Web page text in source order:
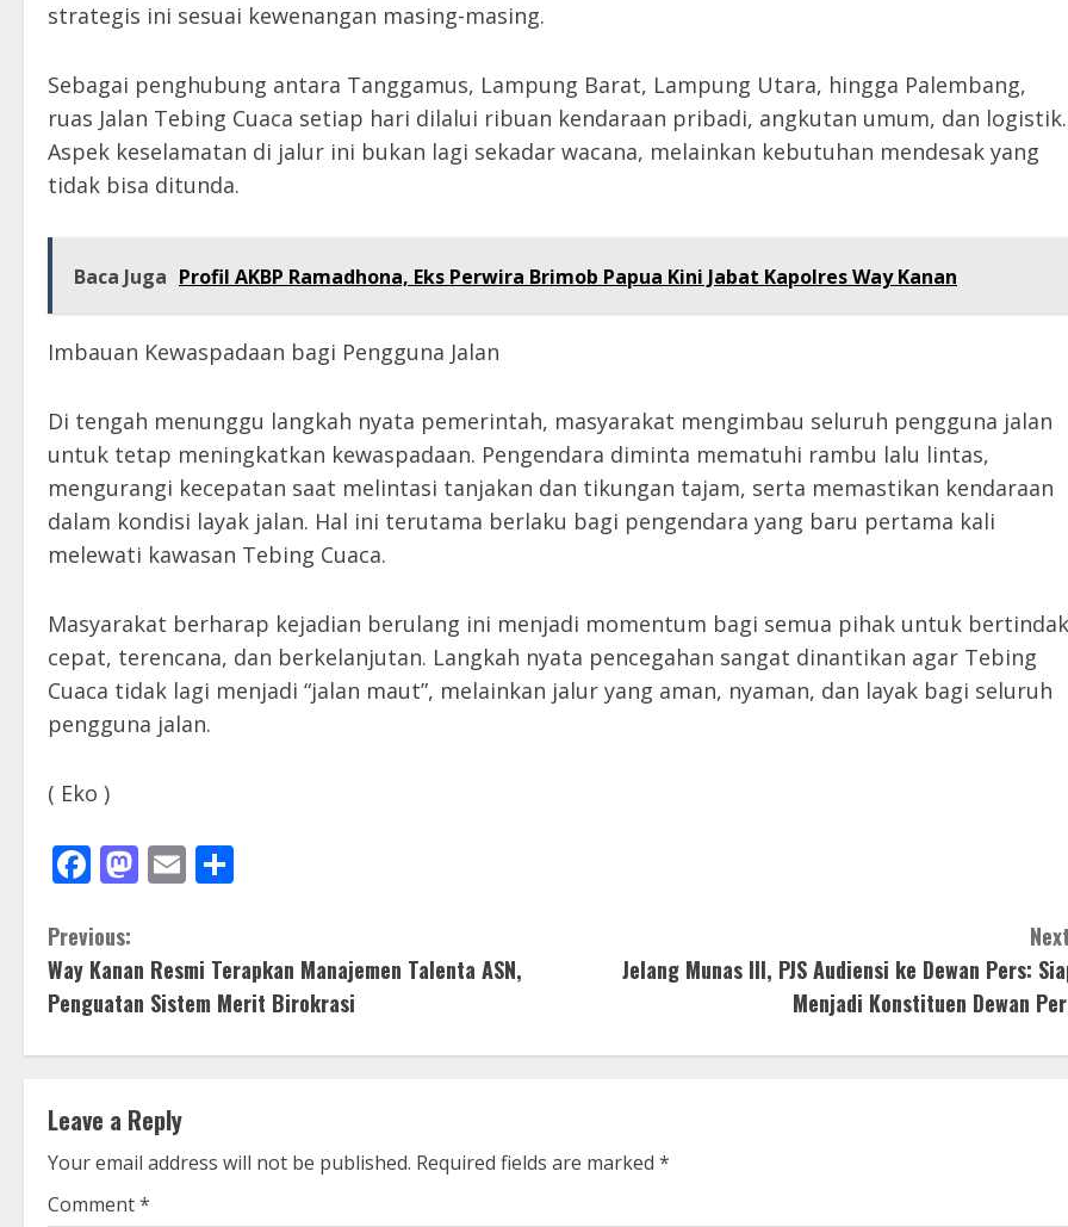
strategis ini sesuai kewenangan masing-masing.
Sebagai penghubung antara Tanggamus, Lampung Barat, Lampung Utara, hingga Palembang,
ruas Jalan Tebing Cuaca setiap hari dilalui ribuan kendaraan pribadi, angkutan umum, dan logistik.
Aspek keselamatan di jalur ini bukan lagi sekadar wacana, melainkan kebutuhan mendesak yang
tidak bisa ditunda.
Baca Juga Profil AKBP Ramadhona, Eks Perwira Brimob Papua Kini Jabat Kapolres Way Kanan
Imbauan Kewaspadaan bagi Pengguna Jalan
Di tengah menunggu langkah nyata pemerintah, masyarakat mengimbau seluruh pengguna jalan
untuk tetap meningkatkan kewaspadaan. Pengendara diminta mematuhi rambu lalu lintas,
mengurangi kecepatan saat melintasi tanjakan dan tikungan tajam, serta memastikan kendaraan
dalam kondisi layak jalan. Hal ini terutama berlaku bagi pengendara yang baru pertama kali
melewati kawasan Tebing Cuaca.
Masyarakat berharap kejadian berulang ini menjadi momentum bagi semua pihak untuk bertindak
cepat, terencana, dan berkelanjutan. Langkah nyata pencegahan sangat dinantikan agar Tebing
Cuaca tidak lagi menjadi “jalan maut”, melainkan jalur yang aman, nyaman, dan layak bagi seluruh
pengguna jalan.
( Eko )
Facebook
Mastodon
Email
C
o
n
i
n
Previous:
Way Kanan Resmi Terapkan Manajemen Talenta ASN,
Penguatan Sistem Merit Birokrasi
Jelang Munas III, PJS Audiensi ke Dewan Pers:
Menjadi Konstituen Dewan
Leave a Reply
Your email address will not be published. Required fields are marked *
Comment*